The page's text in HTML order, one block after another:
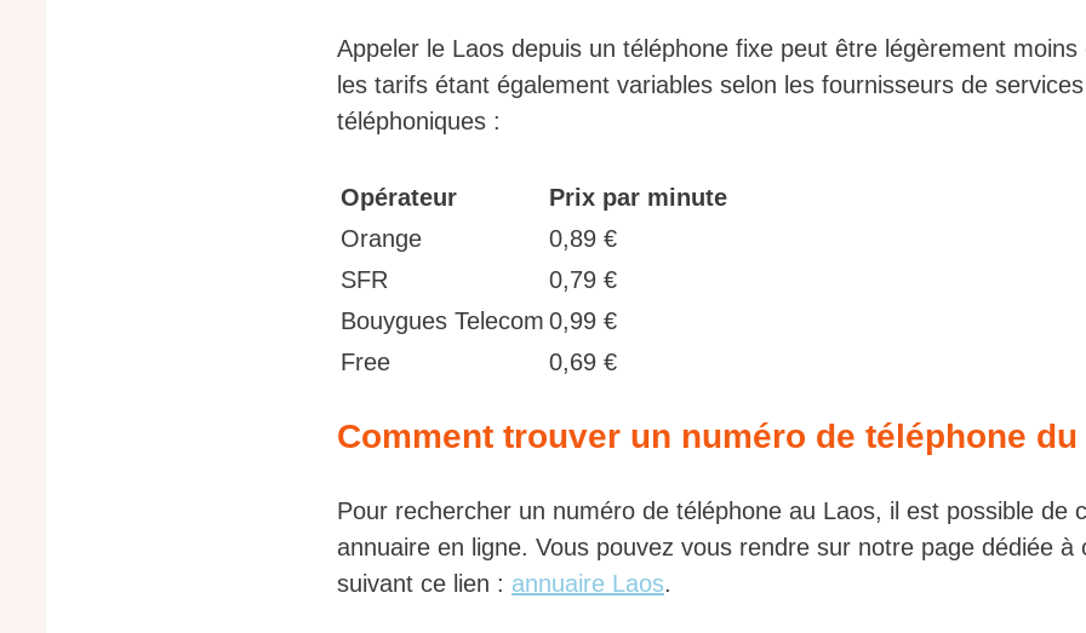
Appeler le Laos depuis un téléphone fixe peut être légèrement moins
les tarifs étant également variables selon les fournisseurs de services
téléphoniques :
Opérateur
Prix par minute
Orange
0,89 €
SFR
0,79 €
Bouygues Telecom 0,99 €
Free
0,69 €
Comment trouver un numéro de téléphone
Pour rechercher un numéro de téléphone au Laos, il est possible de
annuaire en ligne. Vous pouvez vous rendre sur notre page dédiée à
suivant ce lien : annuaire Laos.